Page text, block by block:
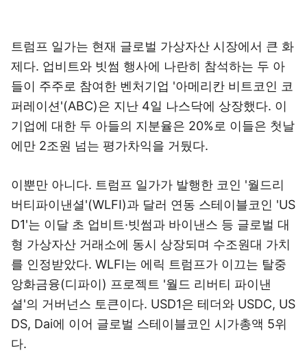
트럼프 일가는 현재 글로벌 가상자산 시장에서 큰 화
제다. 업비트와 빗썸 행사에 나란히 참석하는 두 아
들이 주주로 참여한 벤처기업 '아메리칸 비트코인 코
퍼레이션'(ABC)은 지난 4일 나스닥에 상장했다. 이
기업에 대한 두 아들의 지분율은 20%로 이들은 첫날
에만 2조원 넘는 평가차익을 거뒀다.
이뿐만 아니다. 트럼프 일가가 발행한 코인 '월드리
버티파이낸셜'(WLFI)과 달러 연동 스테이블코인 'US
D1'는 이달 초 업비트·빗썸과 바이낸스 등 글로벌 대
형 가상자산 거래소에 동시 상장되며 수조원대 가치
를 인정받았다. WLFI는 에릭 트럼프가 이끄는 탈중
앙화금융(디파이) 프로젝트 '월드 리버티 파이낸
셜'의 거버넌스 토큰이다. USD1은 테더와 USDC, US
DS, Dai에 이어 글로벌 스테이블코인 시가총액 5위
다.